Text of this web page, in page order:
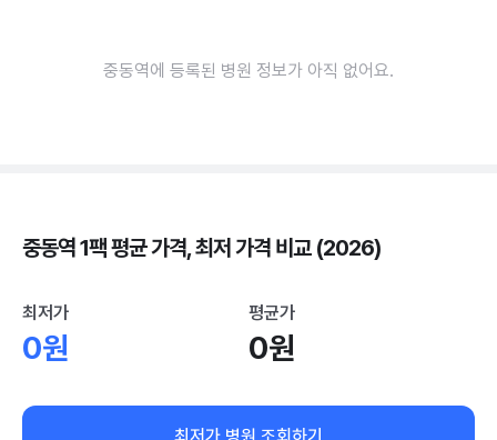
중동역에 등록된 병원 정보가 아직 없어요.
중동역 1팩 평균 가격, 최저 가격 비교 (2026)
최저가
0원
평균가
0원